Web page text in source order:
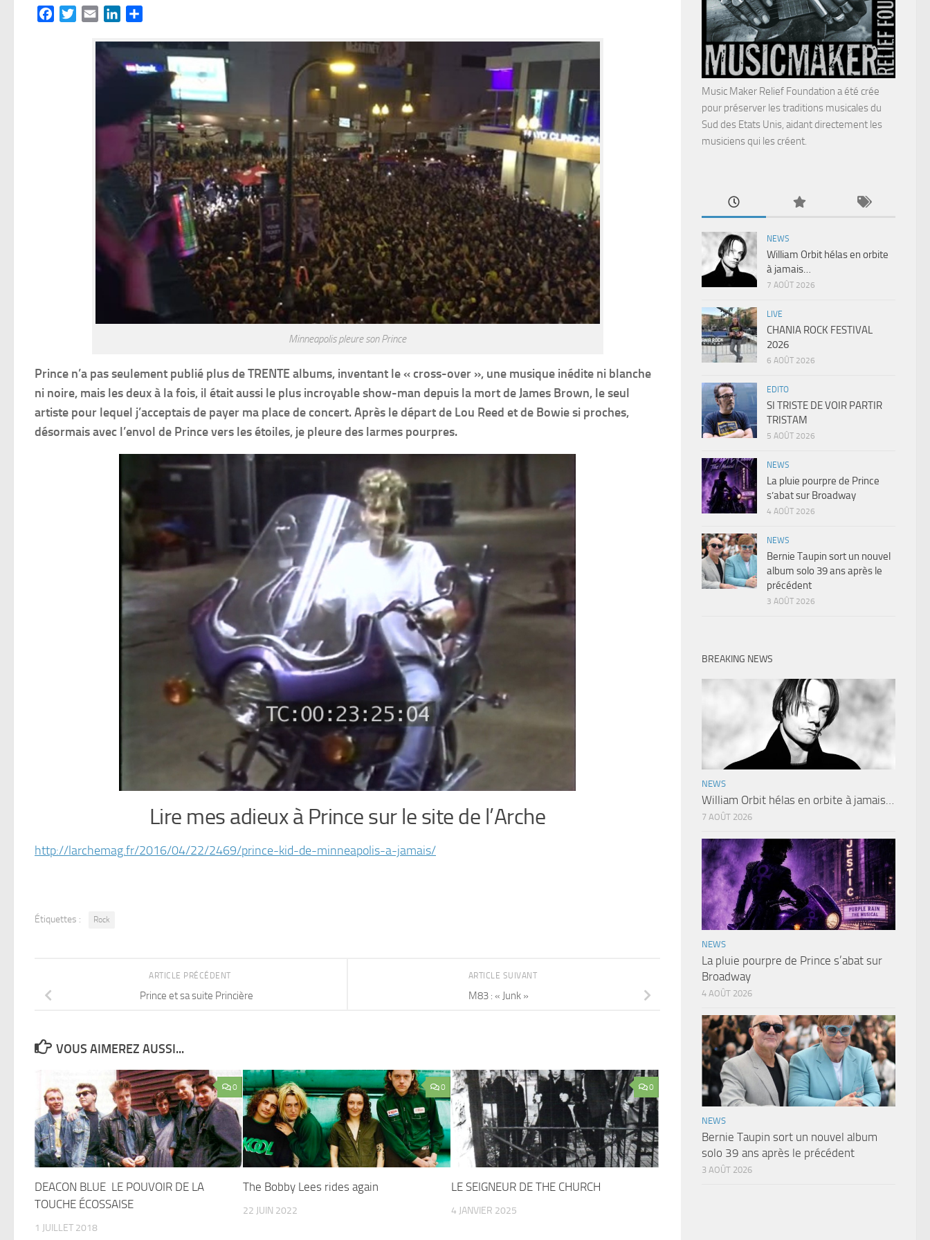
FacebookTwitterEmail LinkedIn
Minneapolis pleure son Prince
Prince n’a pas seulement publié plus de TRENTE albums, inventant le « cross-over », une musique inédite ni blanche
ni noire, mais les deux à la fois, il était aussi le plus incroyable show-man depuis la mort de James Brown, le seul
artiste pour lequel j’acceptais de payer ma place de concert. Après le départ de Lou Reed et de Bowie si proches,
désormais avec l’envol de Prince vers les étoiles, je pleure des larmes pourpres.
Lire mes adieux à Prince sur le site de l’Arche
http://larchemag.fr/2016/04/22/2469/prince-kid-de-minneapolis-a-jamais/
Étiquettes : Rock
ARTICLE SUIVANT
M83 : « Junk »
ARTICLE PRÉCÉDENT
Prince et sa suite Princière
VOUS AIMEREZ AUSSI...
0
DEACON BLUE LE POUVOIR DE LA
TOUCHE ÉCOSSAISE
1 JUILLET 2018
0
The Bobby Lees rides again
22 JUIN 2022
0
LE SEIGNEUR DE THE CHURCH
4 JANVIER 2025
Music Maker Relief Foundation a été crée
pour préserver les traditions musicales du
Sud des Etats Unis, aidant directement les
musiciens qui les créent.
NEWS
William Orbit hélas en orbite
à jamais…
7 AOÛT 2026
LIVE
CHANIA ROCK FESTIVAL
2026
6 AOÛT 2026
EDITO
SI TRISTE DE VOIR PARTIR
TRISTAM
5 AOÛT 2026
NEWS
La pluie pourpre de Prince
s’abat sur Broadway
4 AOÛT 2026
NEWS
Bernie Taupin sort un nouvel
album solo 39 ans après le
précédent
3 AOÛT 2026
BREAKING NEWS
NEWS
William Orbit hélas en orbite à jamais…
7 AOÛT 2026
NEWS
La pluie pourpre de Prince s’abat sur
Broadway
4 AOÛT 2026
NEWS
Bernie Taupin sort un nouvel album
solo 39 ans après le précédent
3 AOÛT 2026